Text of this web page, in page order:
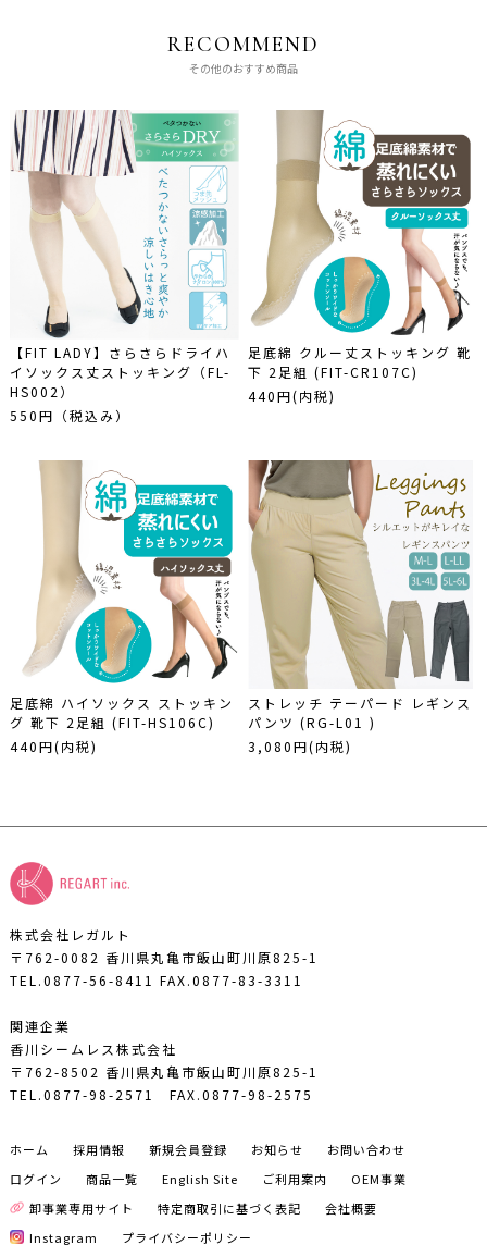
RECOMMEND
その他のおすすめ商品
【FIT LADY】さらさらドライハ
イソックス丈ストッキング（FL-
HS002）
550円（税込み）
足底綿 クルー丈ストッキング 靴
下 2足組 (FIT-CR107C)
440円(内税)
足底綿 ハイソックス ストッキン
グ 靴下 2足組 (FIT-HS106C)
440円(内税)
ストレッチ テーパード レギンス
パンツ (RG-L01 )
3,080円(内税)
株式会社レガルト
〒762-0082 香川県丸亀市飯山町川原825-1
TEL.0877-56-8411 FAX.0877-83-3311
関連企業
香川シームレス株式会社
〒762-8502 香川県丸亀市飯山町川原825-1
TEL.0877-98-2571
FAX.0877-98-2575
ホーム 採用情報 新規会員登録 お知らせ
お問い合わせ
ログイン
商品一覧 English Site ご利用案内
OEM事業
卸事業専用サイト
特定商取引に基づく表記
会社概要
Instagram
プライバシーポリシー